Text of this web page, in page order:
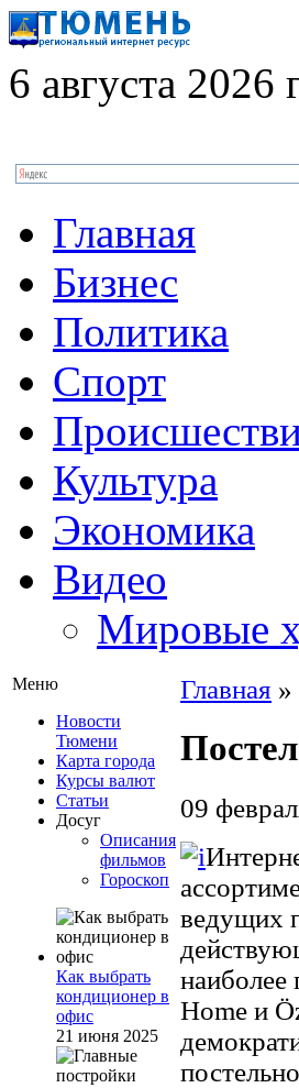
6 августа 2026
Главная
Бизнес
Политика
Спорт
Культура
Экономика
Видео
Мировые
Меню
Новости
Тюмени
Карта города
Курсы валют
Статьи
Досуг
Описания
фильмов
Гороскоп
Как выбрать
кондиционер в
офис
21 июня 2025
Главная »
09
ведущих
наиболее
Home и